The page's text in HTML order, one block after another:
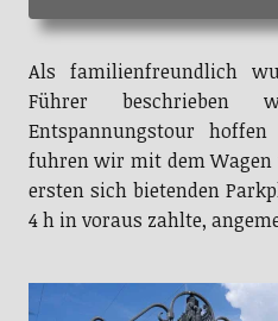
Als familienfreundlich
Führer
Entspannungstour
fuhren wir mit dem
ersten sich bietenden
4 h in voraus zahlte,